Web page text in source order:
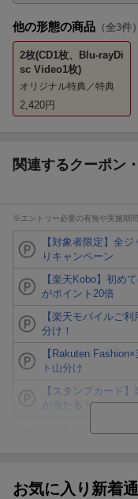
他の形態の商品 （全3件）
2枚(CD1枚、Blu-rayDi
sc Video1枚)
オリジナル特典／特典
2,420円
関連するクーポン
※エントリー必要の有無や実施期
【対象者限定】全
りキャンペーン
【楽天Kobo】初め
がポイント20倍
【楽天モバイルご
分け！
【Rakuten
ト山分け
【スタンプカード
が当たる！
進呈
お気に入り新着